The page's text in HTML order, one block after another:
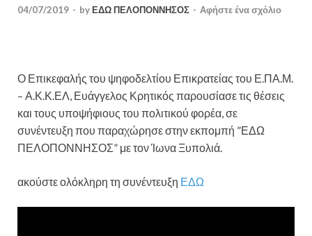
04/07/2019 - byΕΔΩ ΠΕΛΟΠΟΝΝΗΣΟΣ - Αφήστε ένα σχόλιο
Ο Επικεφαλής του ψηφοδελτίου Επικρατείας του Ε.ΠΑ.Μ.
– Α.Κ.Κ.ΕΛ, Ευάγγελος Κρητικός παρουσίασε τις θέσεις
και τους υποψήφιους του πολιτικού φορέα, σε
συνέντευξη που παραχώρησε στην εκπομπή ”ΕΔΩ
ΠΕΛΟΠΟΝΝΗΣΟΣ” με τον Ίωνα Ξυπολιά.
ακούστε ολόκληρη τη συνέντευξη ΕΔΩ